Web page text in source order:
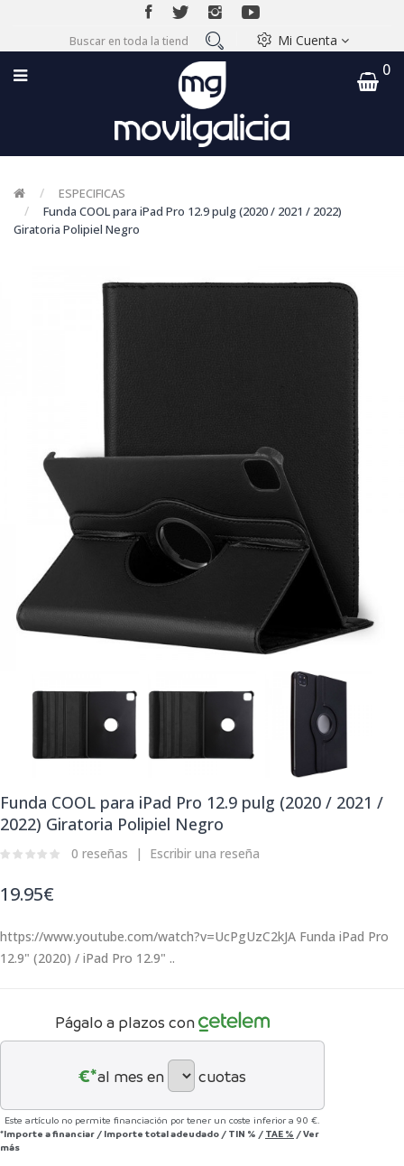
Mi Cuenta
0
ESPECIFICAS
Funda COOL para iPad Pro 12.9 pulg (2020 / 2021 / 2022)
Giratoria Polipiel Negro
Funda COOL para iPad Pro 12.9 pulg (2020 / 2021 /
2022) Giratoria Polipiel Negro
0 reseñas Escribir una reseña
19.95€
https://www.youtube.com/watch?v=UcPgUzC2kJA Funda iPad Pro
12.9" (2020) / iPad Pro 12.9" ..
Págalo a plazos con
€*al mes en cuotas
Este artículo no permite financiación por tener un coste inferior a 90 €.
*Importe a financiar / Importe total adeudado / TIN % / TAE % /Ver
más